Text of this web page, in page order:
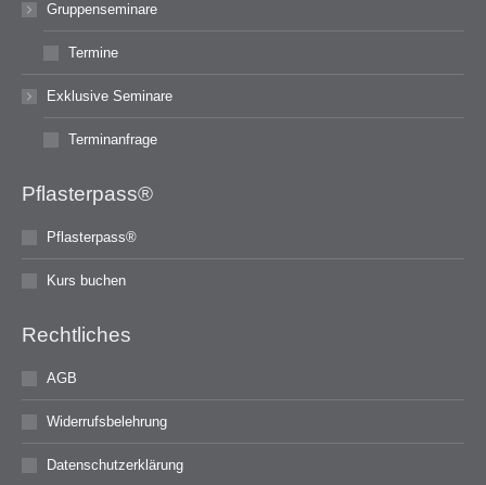
Gruppenseminare
Termine
Exklusive Seminare
Terminanfrage
Pflasterpass®
Pflasterpass®
Kurs buchen
Rechtliches
AGB
Widerrufsbelehrung
Datenschutzerklärung